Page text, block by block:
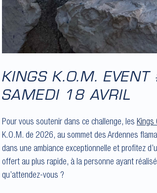
KINGS K.O.M. EVENT
SAMEDI 18 AVRIL
Pour vous soutenir dans ce challenge, les Kings
K.O.M. de 2026, au sommet des Ardennes
dans une ambiance exceptionnelle et profitez
offert au plus rapide, à la personne ayant
qu’attendez-vous ?